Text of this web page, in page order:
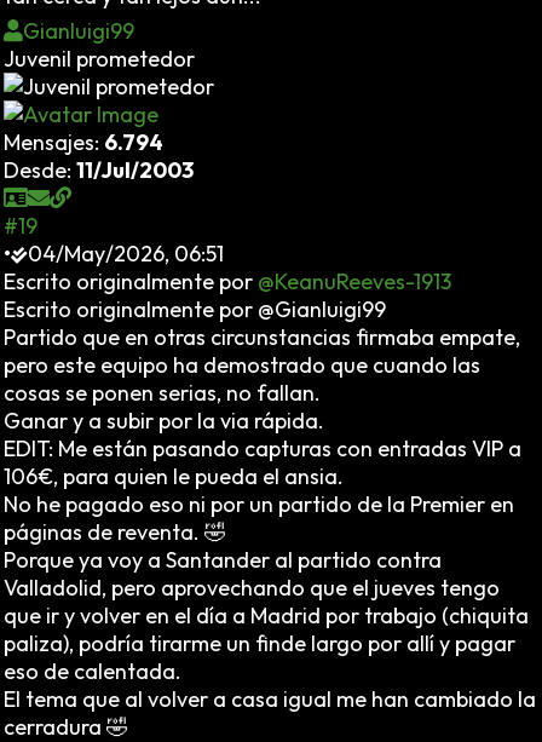
Gianluigi99
Juvenil prometedor
Mensajes: 6.794
Desde: 11/Jul/2003
#19
•
04/May/2026, 06:51
Escrito originalmente por @KeanuReeves-1913
Escrito originalmente por @Gianluigi99
Partido que en otras circunstancias firmaba empate,
pero este equipo ha demostrado que cuando las
cosas se ponen serias, no fallan.
Ganar y a subir por la via rápida.
EDIT: Me están pasando capturas con entradas VIP a
106€, para quien le pueda el ansia.
No he pagado eso ni por un partido de la Premier en
páginas de reventa. 🤣
Porque ya voy a Santander al partido contra
Valladolid, pero aprovechando que el jueves tengo
que ir y volver en el día a Madrid por trabajo (chiquita
paliza), podría tirarme un finde largo por allí y pagar
eso de calentada.
El tema que al volver a casa igual me han cambiado la
cerradura 🤣